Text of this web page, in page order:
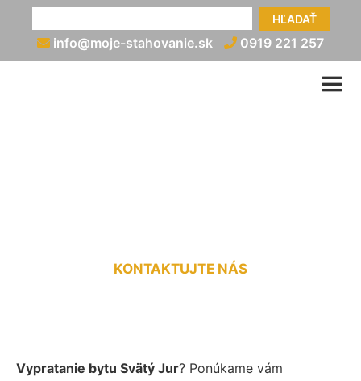
HĽADAŤ
info@moje-stahovanie.sk 0919 221 257
KONTAKTUJTE NÁS
Vypratanie bytu Svätý Jur? Ponúkame vám